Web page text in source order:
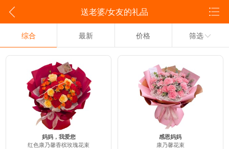
送老婆/女友的礼品
综合 最新 价格 筛选
妈妈，我爱您
红色康乃馨香槟玫瑰花束
感恩妈妈
康乃馨花束